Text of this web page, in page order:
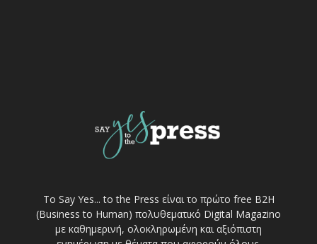
Το Say Yes... to the Press είναι το πρώτο free Β2Η
(Business to Human) πολυθεματικό Digital Magazino
με καθημερινή, ολοκληρωμένη και αξιόπιστη